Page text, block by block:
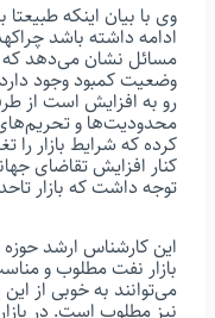
وی با بیان اینکه
ادامه داشته باشد
مسائل نشان می‌دهد که
وضعیت کمبود وجود
رو به افزایش است از
محدودیت‌ها و تحریم‌های
کرده که شرایط بازار را
کنار افزایش تقاضای
توجه داشت که بازار
این کارشناس ارشد حوزه
بازار نفت مطلوب و
می‌توانند به خوبی از این
نیز مطلوب است. در